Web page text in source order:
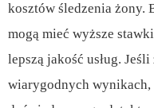
kosztów śledzenia żony.
mogą mieć wyższe
lepszą jakość usług.
wiarygodnych wynikach,